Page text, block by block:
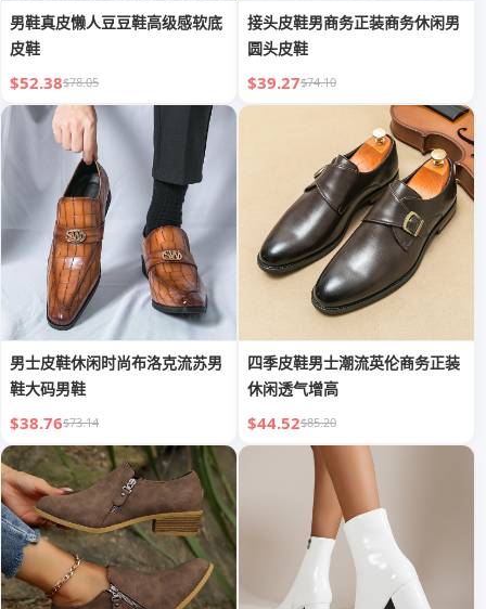
男鞋真皮懒人豆豆鞋高级感软底
皮鞋
$52.38$78.05
接头皮鞋男商务正装商务休闲男
圆头皮鞋
$39.27$74.10
男士皮鞋休闲时尚布洛克流苏男
鞋大码男鞋
$38.76$73.14
四季皮鞋男士潮流英伦商务正装
休闲透气增高
$44.52$85.20